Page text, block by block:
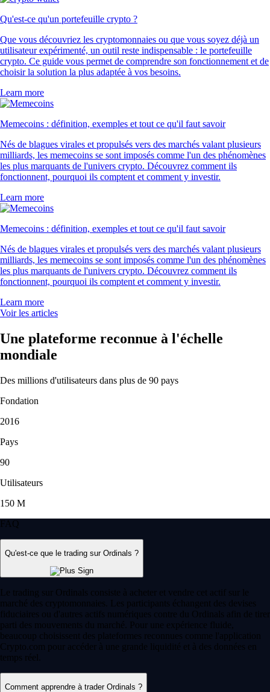
Qu'est-ce qu'un portefeuille crypto ?
Que vous découvriez les cryptomonnaies ou que vous soyez déjà un
utilisateur expérimenté, un outil reste indispensable : le portefeuille
crypto. Ce guide vous permet de comprendre son fonctionnement et de
choisir la solution la plus adaptée à vos besoins.
Learn more
Memecoins : définition, exemples et tout ce qu'il faut savoir
Nés de blagues virales et propulsés vers des marchés valant plusieurs
milliards, les memecoins se sont imposés comme l'un des phénomènes
les plus marquants de l'univers crypto. Découvrez comment ils
fonctionnent, pourquoi ils comptent et comment y investir.
Learn more
Memecoins : définition, exemples et tout ce qu'il faut savoir
Nés de blagues virales et propulsés vers des marchés valant plusieurs
milliards, les memecoins se sont imposés comme l'un des phénomènes
les plus marquants de l'univers crypto. Découvrez comment ils
fonctionnent, pourquoi ils comptent et comment y investir.
Learn more
Voir les articles
Une plateforme reconnue à l'échelle
mondiale
Des millions d'utilisateurs dans plus de 90 pays
Fondation
2016
Pays
90
Utilisateurs
150 M
FAQ
Qu'est-ce que le trading sur Ordinals ?
Le trading sur Ordinals consiste à acheter et vendre cet actif sur le
marché des cryptomonnaies. Les participants échangent des devises
fiduciaires ou d'autres actifs numériques contre du Ordinals afin de tirer
parti des mouvements du marché. Pour une expérience fluide,
beaucoup choisissent des plateformes reconnues comme l'application
Crypto.com pour accéder à une grande liquidité et à des données en
temps réel.
Comment apprendre à trader Ordinals ?